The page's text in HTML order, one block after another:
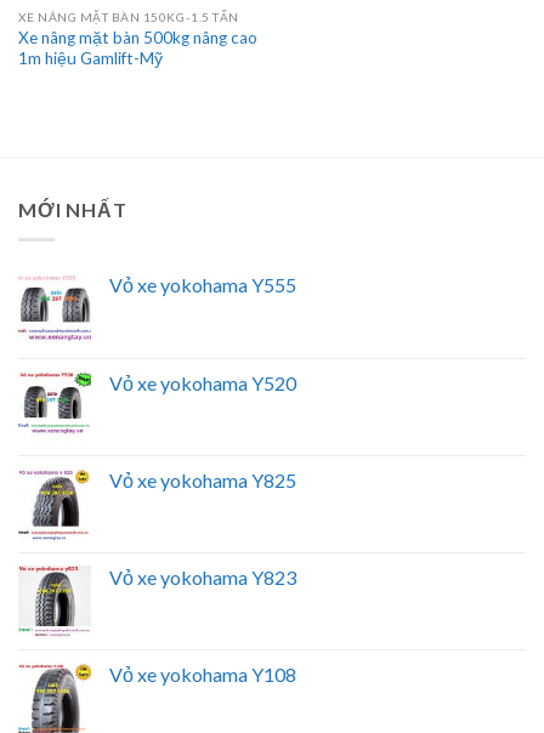
XE NÂNG MẶT BÀN 150KG-1.5 TẤN
Xe nâng mặt bàn 500kg nâng cao
1m hiệu Gamlift-Mỹ
MỚI NHẤT
Vỏ xe yokohama Y555
Vỏ xe yokohama Y520
Vỏ xe yokohama Y825
Vỏ xe yokohama Y823
Vỏ xe yokohama Y108